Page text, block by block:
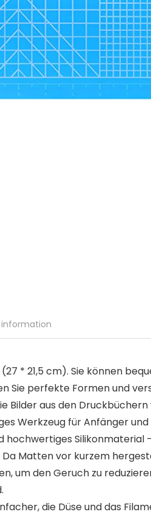
(27 * 21,5 cm). Sie können
Sie perfekte Formen und
Bilder aus den
Werkzeug für Anfänger
hochwertiges
Matten vor kurzem
um den Geruch zu
die Düse und das